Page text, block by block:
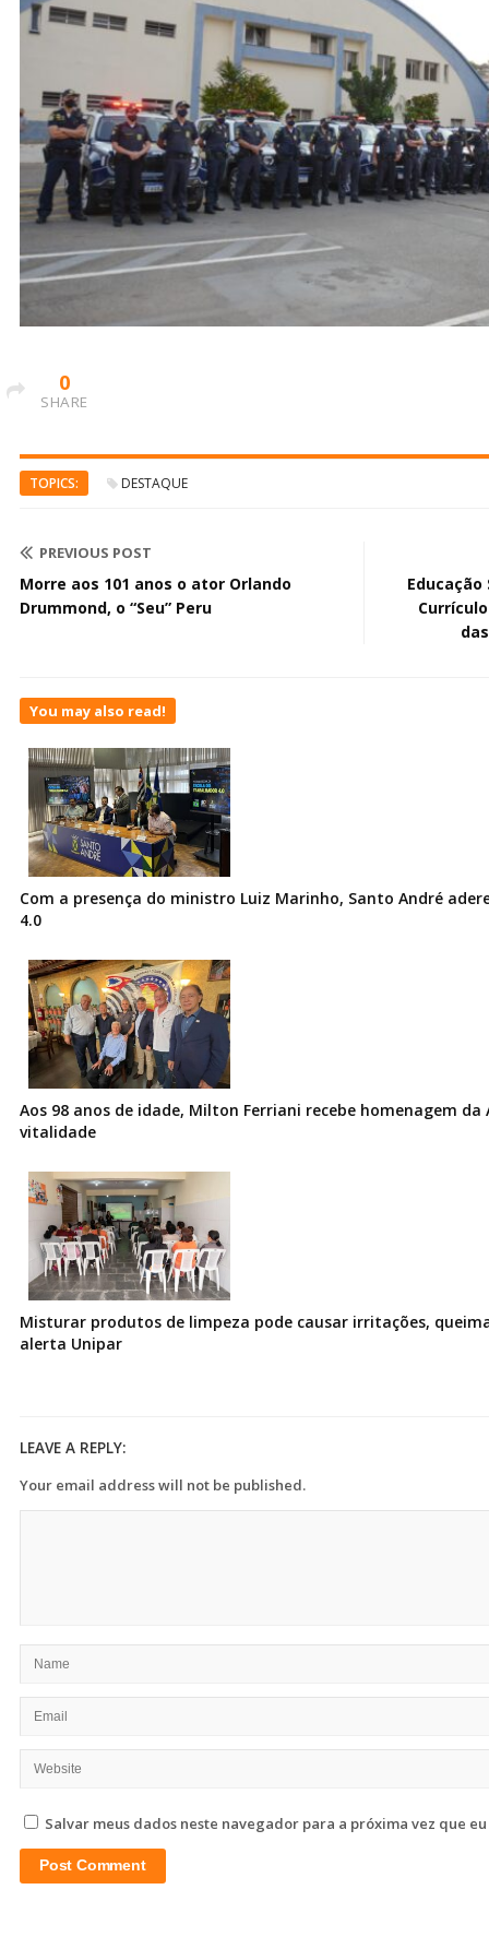
0
SHARE
TOPICS: DESTAQUE
PREVIOUS POST
Morre aos 101 anos o ator Orlando
Drummond, o “Seu” Peru
You may also read!
Com a presença do ministro Luiz Marinho, Santo André
4.0
Aos 98 anos de idade, Milton Ferriani recebe homenagem da
vitalidade
Misturar produtos de limpeza pode causar irritações,
alerta Unipar
LEAVE A REPLY:
Your email address will not be published.
Salvar meus dados neste navegador para a próxima vez que